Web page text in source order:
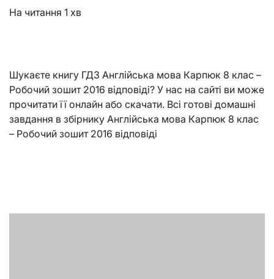
На читання 1 хв
Шукаєте книгу ГДЗ Англійська мова Карпюк 8 клас –
Робочий зошит 2016 відповіді? У нас на сайті ви може
прочитати її онлайн або скачати. Всі готові домашні
завдання в збірнику Англійська мова Карпюк 8 клас
– Робочий зошит 2016 відповіді